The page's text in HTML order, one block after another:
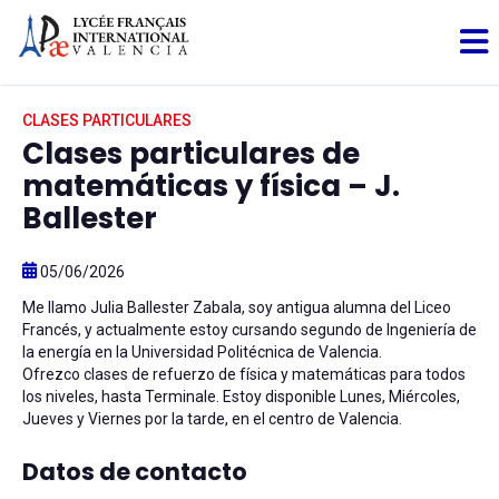
CLASES PARTICULARES
Clases particulares de
matemáticas y física – J.
Ballester
05/06/2026
Me llamo Julia Ballester Zabala, soy antigua alumna del Liceo
Francés, y actualmente estoy cursando segundo de Ingeniería de
la energía en la Universidad Politécnica de Valencia.
Ofrezco clases de refuerzo de física y matemáticas para todos
los niveles, hasta Terminale. Estoy disponible Lunes, Miércoles,
Jueves y Viernes por la tarde, en el centro de Valencia.
Datos de contacto